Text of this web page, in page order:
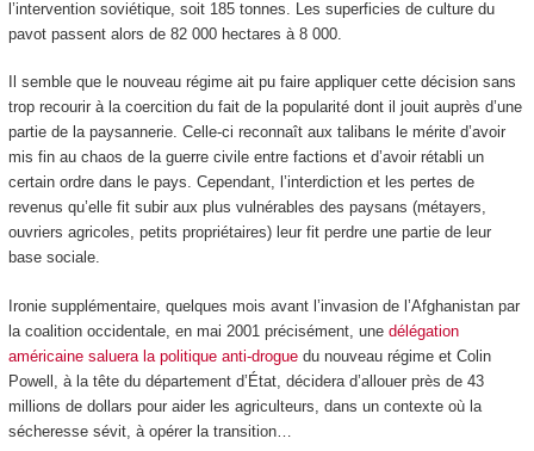
l’intervention soviétique, soit 185 tonnes. Les superficies de culture du
pavot passent alors de 82 000 hectares à 8 000.
Il semble que le nouveau régime ait pu faire appliquer cette décision sans
trop recourir à la coercition du fait de la popularité dont il jouit auprès d’une
partie de la paysannerie. Celle-ci reconnaît aux talibans le mérite d’avoir
mis fin au chaos de la guerre civile entre factions et d’avoir rétabli un
certain ordre dans le pays. Cependant, l’interdiction et les pertes de
revenus qu’elle fit subir aux plus vulnérables des paysans (métayers,
ouvriers agricoles, petits propriétaires) leur fit perdre une partie de leur
base sociale.
Ironie supplémentaire, quelques mois avant l’invasion de l’Afghanistan par
la coalition occidentale, en mai 2001 précisément, une délégation
américaine saluera la politique anti-droguedu nouveau régime et Colin
Powell, à la tête du département d’État, décidera d’allouer près de 43
millions de dollars pour aider les agriculteurs, dans un contexte où la
sécheresse sévit, à opérer la transition…